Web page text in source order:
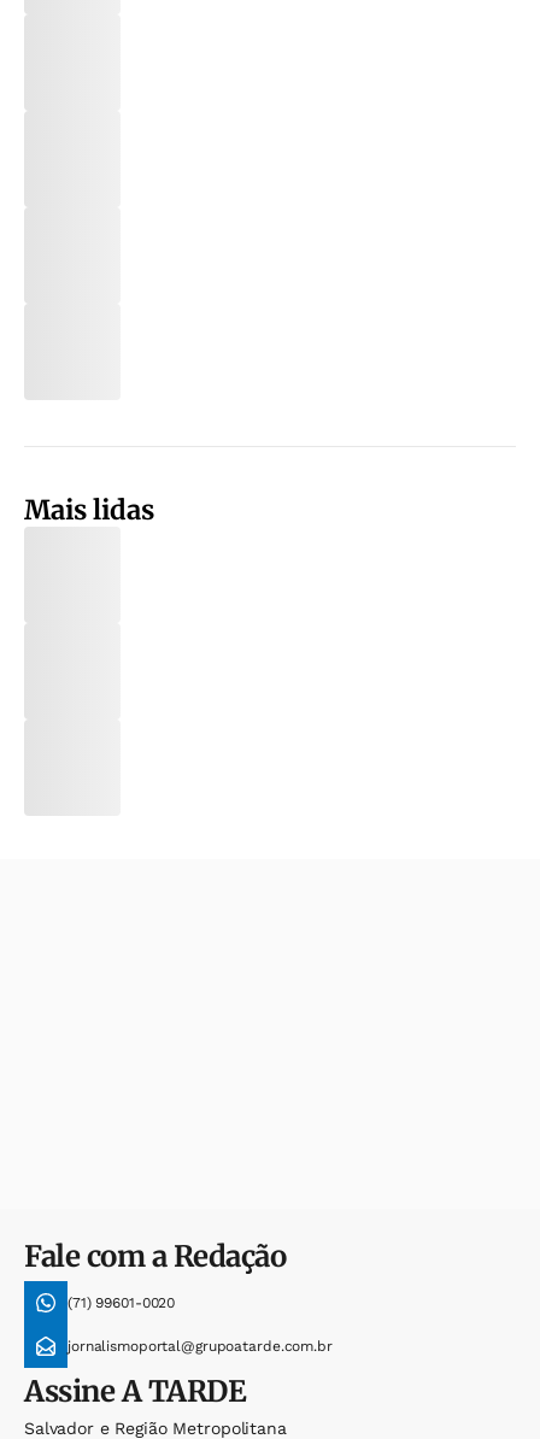
Mais lidas
Fale com a Redação
(71) 99601-0020
jornalismoportal@grupoatarde.com.br
AssineA TARDE
Salvador e Região Metropolitana